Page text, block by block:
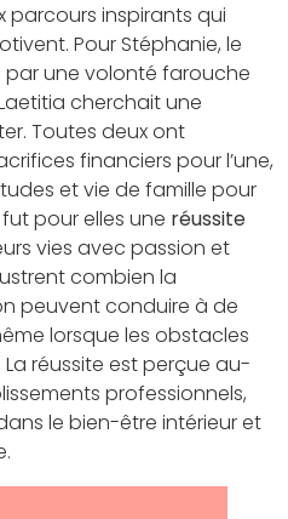
parcours inspirants qui
Pour Stéphanie, le
une volonté farouche
cherchait une
Toutes deux ont
financiers pour l’une,
et vie de famille pour
fut pour elles une réussite
vies avec passion et
combien la
peuvent conduire à de
lorsque les obstacles
réussite est perçue au-
professionnels,
le bien-être intérieur et